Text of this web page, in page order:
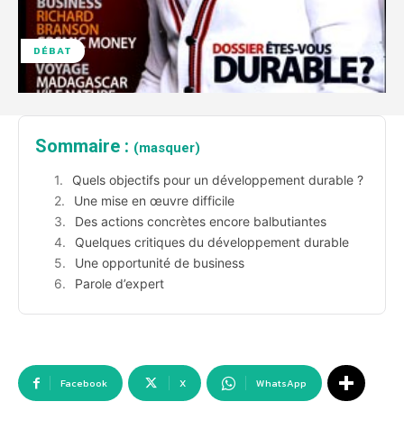
DÉBAT
Sommaire : (masquer)
Quels objectifs pour un développement durable ?
Une mise en œuvre difficile
Des actions concrètes encore balbutiantes
Quelques critiques du développement durable
Une opportunité de business
Parole d’expert
Facebook X WhatsApp